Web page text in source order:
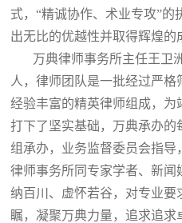
式，“精诚协作、术业专攻”
出无比的优越性并取得辉煌的
万典律师事务所主任王卫
人，律师团队是一批经过严格
经验丰富的精英律师组成，
打下了坚实基础，万典承办
组承办，业务监督委员会指
律师事务所同专家学者、新
纳百川、虚怀若谷，对专业
瞩，凝聚万典力量，追求追